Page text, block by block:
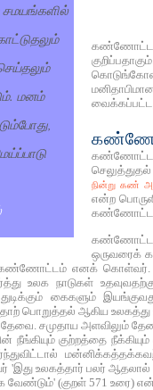
மனம்
கண்ணோட்டம்
கண்ணோட்டம்
நின்று கண்
என்ற
கண்ணோட்டம்
கண்ணோட்டம்
ஒருவரைக்
எனக் கொள்வர்.
உலக நாடுகள்
கைகளும்
பொறுத்தல் ஆகிய
தேவை. சமுதாய
நீங்கியும் குற்றத்தை
'இது உலகத்தார் பலர்
(குறள் 571 உரை)